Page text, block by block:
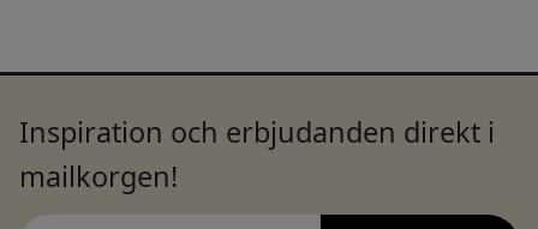
Inspiration och erbjudanden direkt i
mailkorgen!